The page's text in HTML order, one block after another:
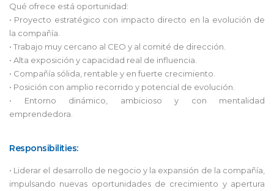
Qué ofrece está oportunidad:
• Proyecto estratégico con impacto directo en la evolución de
la compañía.
• Trabajo muy cercano al CEO y al comité de dirección.
• Alta exposición y capacidad real de influencia.
• Compañía sólida, rentable y en fuerte crecimiento.
• Posición con amplio recorrido y potencial de evolución.
• Entorno dinámico, ambicioso y con mentalidad
emprendedora.
Responsibilities:
• Liderar el desarrollo de negocio y la expansión de la compañía,
impulsando nuevas oportunidades de crecimiento y apertura